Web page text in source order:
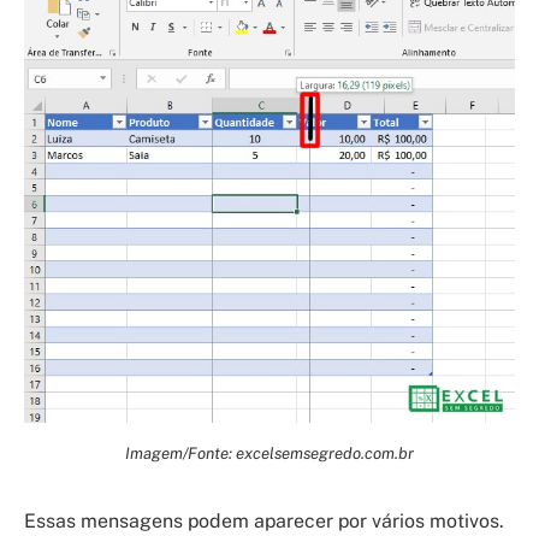
Imagem/Fonte: excelsemsegredo.com.br
Essas mensagens podem aparecer por vários motivos.